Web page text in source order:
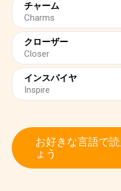
チャーム
Charms
クローザー
Closer
インスパイヤ
Inspire
お好きな言語で
ょう